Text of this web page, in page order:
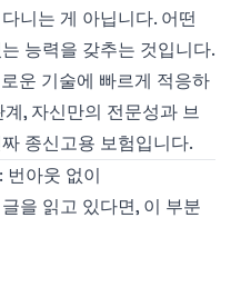
니는 게 아닙니다. 어떤
능력을 갖추는 것입니다.
운 기술에 빠르게 적응하
, 자신만의 전문성과 브
종신고용 보험입니다.
번아웃 없이
을 읽고 있다면, 이 부분